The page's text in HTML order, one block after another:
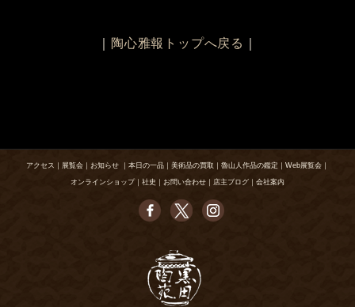
陶心雅報トップへ戻る
アクセス ｜ 展覧会 ｜ お知らせ ｜ 本日の一品 ｜ 美術品の買取 ｜ 魯山人作品の鑑定 ｜ Web展覧会 ｜
オンラインショップ｜ 社史 ｜ お問い合わせ ｜ 店主ブログ ｜ 会社案内